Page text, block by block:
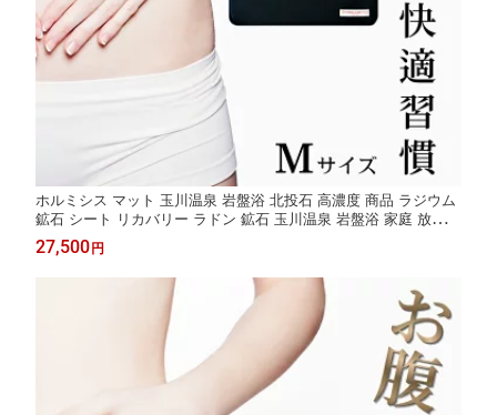
ホルミシス マット 玉川温泉 岩盤浴 北投石 高濃度 商品 ラジウム
鉱石 シート リカバリー ラドン 鉱石 玉川温泉 岩盤浴 家庭 放射線
腸活 温活グッズ 健康グッズ バドガシュタイン鉱石 三朝温泉 岩盤
浴 家庭用 温泉 効果
27,500円